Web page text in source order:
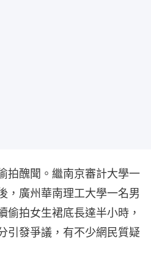
拍醜聞。繼南京審計大學一
，廣州華南理工大學一名男
偷拍女生裙底長達半小時，
引發爭議，有不少網民質疑